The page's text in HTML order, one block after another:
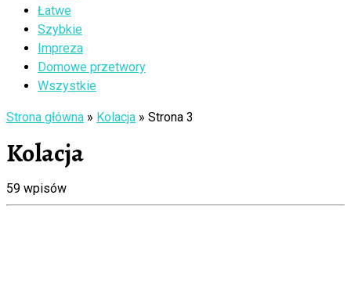
Łatwe
Szybkie
Impreza
Domowe przetwory
Wszystkie
Strona główna » Kolacja » Strona 3
Kolacja
59 wpisów